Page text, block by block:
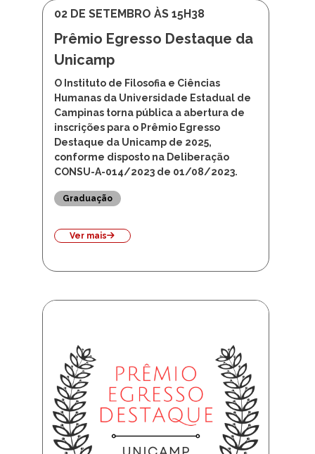
02 DE SETEMBRO ÀS 15H38
Prêmio Egresso Destaque da
Unicamp
O Instituto de Filosofia e Ciências
Humanas da Universidade Estadual de
Campinas torna pública a abertura de
inscrições para o Prêmio Egresso
Destaque da Unicamp de 2025,
conforme disposto na Deliberação
CONSU-A-014/2023 de 01/08/2023.
Graduação
Ver mais